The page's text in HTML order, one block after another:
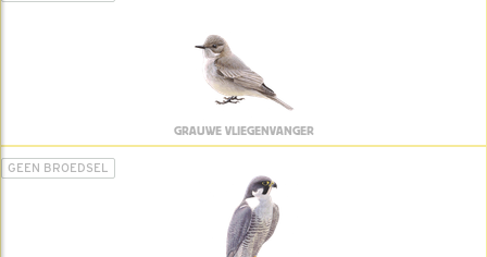
GRAUWE VLIEGENVANGER
GEEN BROEDSEL